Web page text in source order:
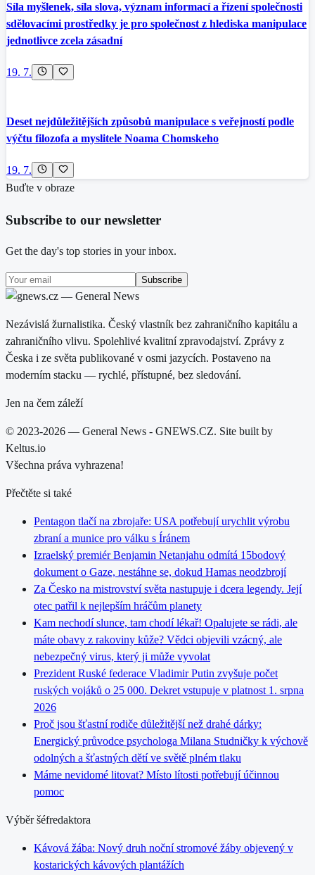
Síla myšlenek, síla slova, význam informací a řízení společnosti
sdělovacími prostředky je pro společnost z hlediska manipulace
jednotlivce zcela zásadní
19. 7.
Deset nejdůležitějších způsobů manipulace s veřejností podle
výčtu filozofa a myslitele Noama Chomskeho
19. 7.
Buďte v obraze
Subscribe to our newsletter
Get the day's top stories in your inbox.
Subscribe
Nezávislá žurnalistika. Český vlastník bez zahraničního kapitálu a
zahraničního vlivu. Spolehlivé kvalitní zpravodajství. Zprávy z
Česka i ze světa publikované v osmi jazycích. Postaveno na
moderním stacku — rychlé, přístupné, bez sledování.
Jen na čem záleží
© 2023-2026 — General News - GNEWS.CZ. Site built by
Keltus.io
Všechna práva vyhrazena!
Přečtěte si také
Pentagon tlačí na zbrojaře: USA potřebují urychlit výrobu
zbraní a munice pro válku s Íránem
Izraelský premiér Benjamin Netanjahu odmítá 15bodový
dokument o Gaze, nestáhne se, dokud Hamas neodzbrojí
Za Česko na mistrovství světa nastupuje i dcera legendy. Její
otec patřil k nejlepším hráčům planety
Kam nechodí slunce, tam chodí lékař! Opalujete se rádi, ale
máte obavy z rakoviny kůže? Vědci objevili vzácný, ale
nebezpečný virus, který ji může vyvolat
Prezident Ruské federace Vladimir Putin zvyšuje počet
ruských vojáků o 25 000. Dekret vstupuje v platnost 1. srpna
2026
Proč jsou šťastní rodiče důležitější než drahé dárky:
Energický průvodce psychologa Milana Studničky k výchově
odolných a šťastných dětí ve světě plném tlaku
Máme nevidomé litovat? Místo lítosti potřebují účinnou
pomoc
Výběr šéfredaktora
Kávová žába: Nový druh noční stromové žáby objevený v
kostarických kávových plantážích